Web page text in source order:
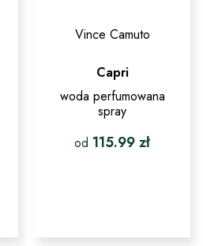
Vince Camuto
Capri
woda perfumowana
spray
od 115.99zł